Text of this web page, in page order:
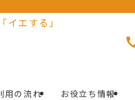
用の流れ お役立ち情報